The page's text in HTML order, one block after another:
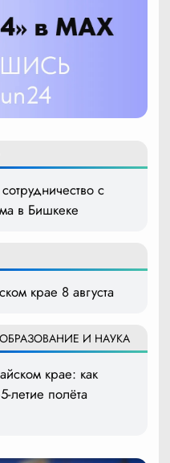
с
в Бишкеке
крае 8 августа
ОБРАЗОВАНИЕ И НАУКА
крае: как
летие полёта